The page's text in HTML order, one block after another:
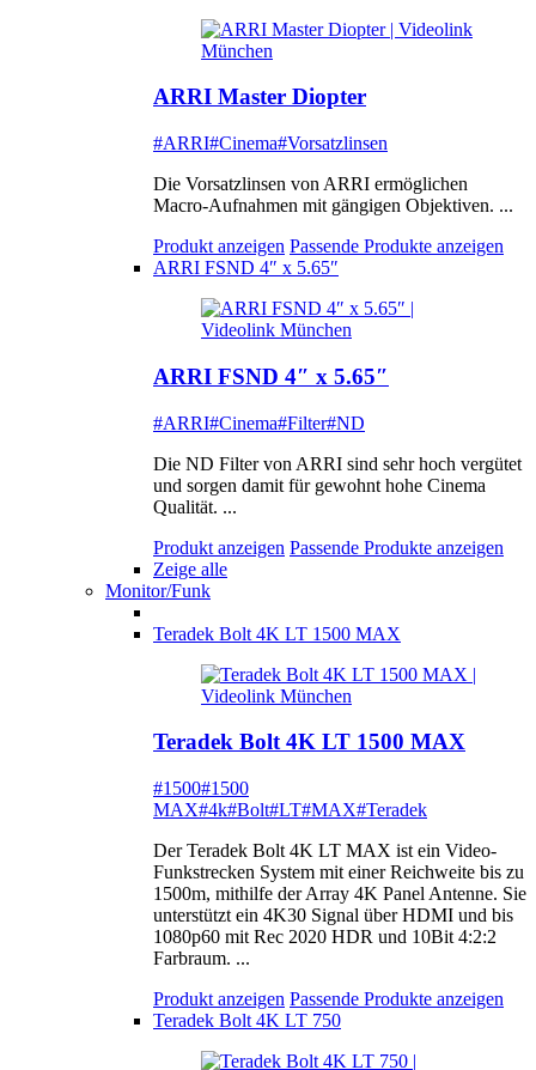
ARRI Master Diopter
#ARRI#Cinema#Vorsatzlinsen
Die Vorsatzlinsen von ARRI ermöglichen
Macro-Aufnahmen mit gängigen Objektiven. ...
Produkt anzeigen Passende Produkte anzeigen
ARRI FSND 4″ x 5.65″
ARRI FSND 4″ x 5.65″
#ARRI#Cinema#Filter#ND
Die ND Filter von ARRI sind sehr hoch vergütet
und sorgen damit für gewohnt hohe Cinema
Qualität. ...
Produkt anzeigen Passende Produkte anzeigen
Zeige alle
Monitor/Funk
Teradek Bolt 4K LT 1500 MAX
Teradek Bolt 4K LT 1500 MAX
#1500#1500
MAX#4k#Bolt#LT#MAX#Teradek
Der Teradek Bolt 4K LT MAX ist ein Video-
Funkstrecken System mit einer Reichweite bis zu
1500m, mithilfe der Array 4K Panel Antenne. Sie
unterstützt ein 4K30 Signal über HDMI und bis
1080p60 mit Rec 2020 HDR und 10Bit 4:2:2
Farbraum. ...
Produkt anzeigen Passende Produkte anzeigen
Teradek Bolt 4K LT 750